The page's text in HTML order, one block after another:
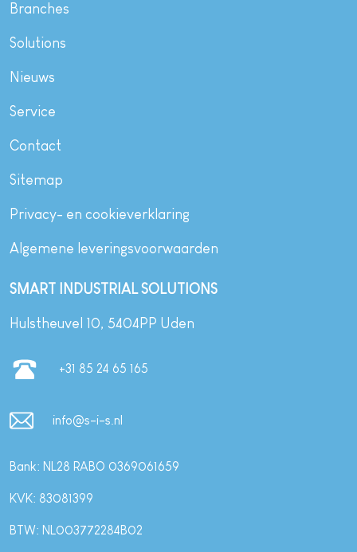
Branches
Solutions
Nieuws
Service
Contact
Sitemap
Privacy- en cookieverklaring
Algemene leveringsvoorwaarden
SMART INDUSTRIAL SOLUTIONS
Hulstheuvel 10, 5404PP Uden
+31 85 24 65 165
info@s-i-s.nl
Bank: NL28 RABO 0369061659
KVK: 83081399
BTW: NL003772284B02